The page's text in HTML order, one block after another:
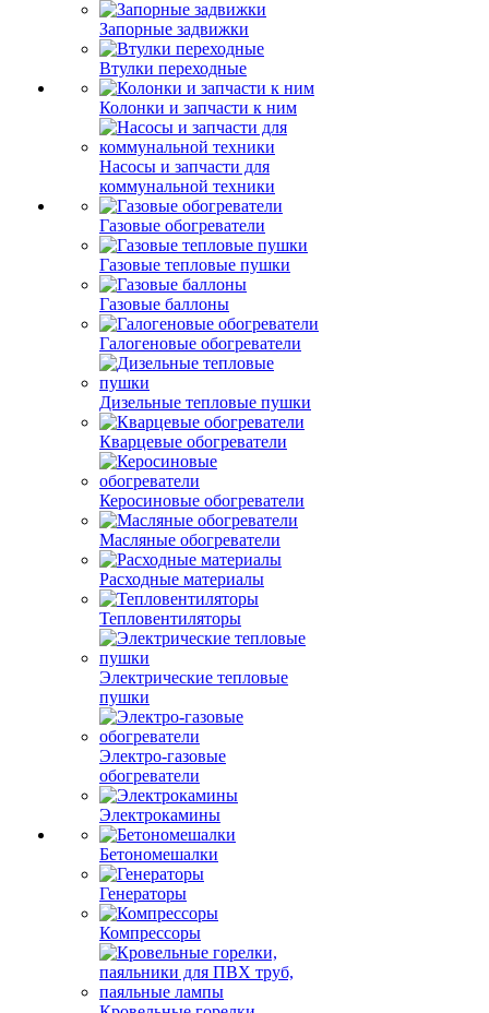
Запорные задвижки
Втулки переходные
Колонки и запчасти к ним
Насосы и запчасти для
коммунальной техники
Газовые обогреватели
Газовые тепловые пушки
Газовые баллоны
Галогеновые обогреватели
Дизельные тепловые пушки
Кварцевые обогреватели
Керосиновые обогреватели
Масляные обогреватели
Расходные материалы
Тепловентиляторы
Электрические тепловые
пушки
Электро-газовые
обогреватели
Электрокамины
Бетономешалки
Генераторы
Компрессоры